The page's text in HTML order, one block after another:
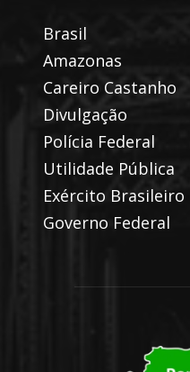
Brasil
Amazonas
Careiro Castanho
Divulgação
Polícia Federal
Utilidade Pública
Exército Brasileiro
Governo Federal